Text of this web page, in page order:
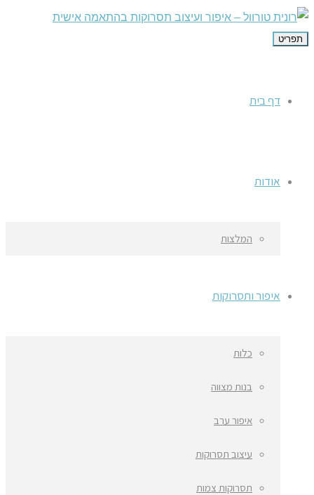
תפריט
דף בית
אודות
המלצות
איפור ותסרוקות
כלות
בנות מצווה
איפור ערב
עיצוב תסרוקות
תסרוקות צמות